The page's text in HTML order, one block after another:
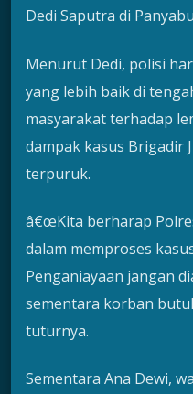
Dedi Saputra di
Menurut Dedi, polisi
yang lebih baik di
masyarakat terhadap
dampak kasus Brigadir
terpuruk.
â€œKita berharap
dalam memproses
Penganiayaan jangan
sementara korban
tuturnya.
Sementara Ana Dewi,